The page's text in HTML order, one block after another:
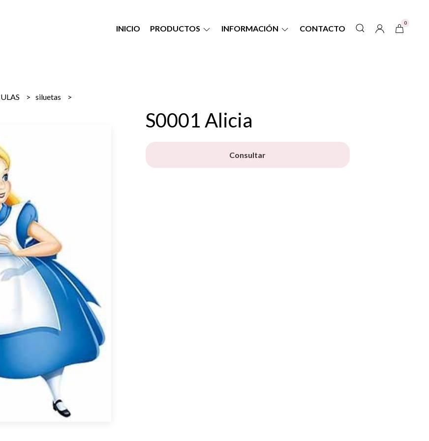
INICIO PRODUCTOS INFORMACIÓN CONTACTO
0
siluetas
S0001 Alicia
Consultar